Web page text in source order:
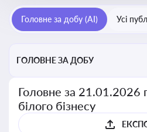
Головне за добу (AI) Усі
ГОЛОВНЕ ЗА ДОБУ
Головне за 21.01.2026
білого бізнесу